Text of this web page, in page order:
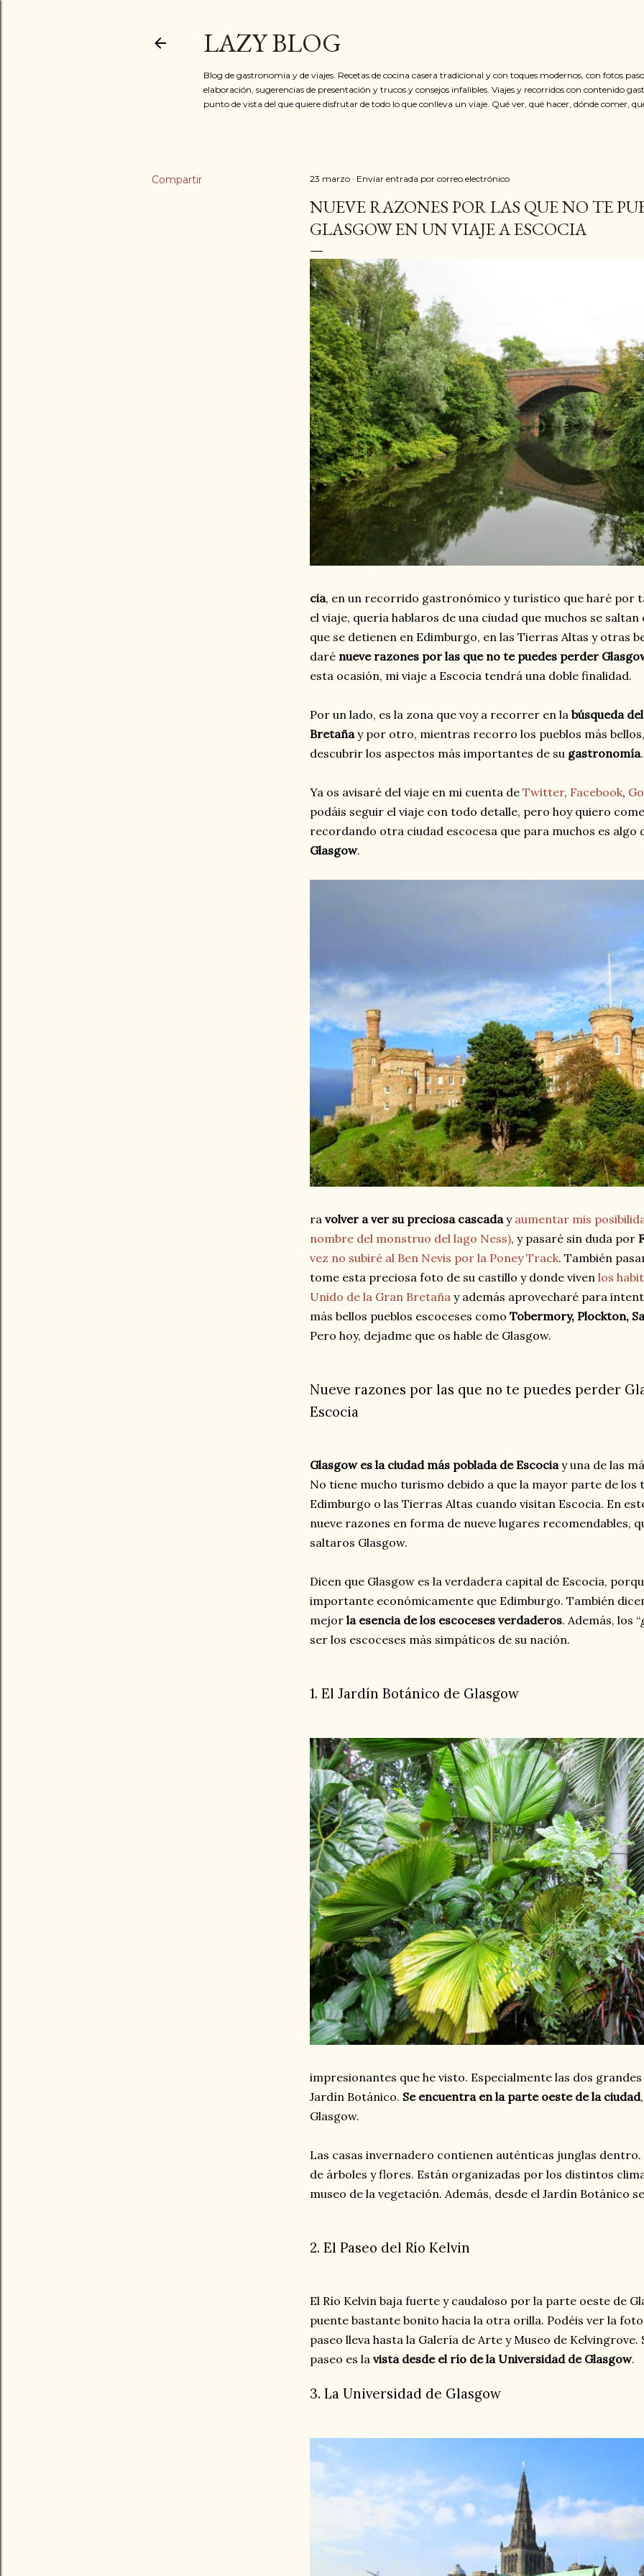
LAZY BLOG
Blog de gastronomía y de viajes. Recetas de cocina casera tradicional y con toques modernos, con fotos
elaboración, sugerencias de presentación y trucos y consejos infalibles. Viajes y recorridos con contenido
punto de vista del que quiere disfrutar de todo lo que conlleva un viaje. Qué ver, qué hacer, dónde comer,
Compartir 23 marzo Enviar entrada por correo electrónico
NUEVE RAZONES POR LAS QUE NO TE
GLASGOW EN UN VIAJE A ESCOCIA
cia, en un recorrido gastronómico y turístico que haré por
el viaje, quería hablaros de una ciudad que muchos se
que se detienen en Edimburgo, en las Tierras Altas y otras
daré nueve razones por las que no te puedes perder
esta ocasión, mi viaje a Escocia tendrá una doble finalidad.
Por un lado, es la zona que voy a recorrer en la búsqueda
Bretañay por otro, mientras recorro los pueblos más
descubrir los aspectos más importantes de su gastronomía.
Ya os avisaré del viaje en mi cuenta de Twitter, Facebook,
podáis seguir el viaje con todo detalle, pero hoy quiero
recordando otra ciudad escocesa que para muchos es algo
Glasgow.
ra volver a ver su preciosa cascaday aumentar mis
nombre del monstruo del lago Ness), y pasaré sin duda por
vez no subiré al Ben Nevis por la Poney Track. También
tome esta preciosa foto de su castillo y donde viven los
Unido de la Gran Bretaña y además aprovecharé para
más bellos pueblos escoceses como Tobermory, Plockton,
Pero hoy, dejadme que os hable de Glasgow.
Nueve razones por las que no te puedes perder
Escocia
Glasgow es la ciudad más poblada de Escociay una de las
No tiene mucho turismo debido a que la mayor parte de
Edimburgo o las Tierras Altas cuando visitan Escocia. En
nueve razones en forma de nueve lugares recomendables,
saltaros Glasgow.
Dicen que Glasgow es la verdadera capital de Escocia,
importante económicamente que Edimburgo. También
mejor la esencia de los escoceses verdaderos. Además, los “
ser los escoceses más simpáticos de su nación.
1. El Jardín Botánico de Glasgow
impresionantes que he visto. Especialmente las dos
Jardín Botánico. Se encuentra en la parte oeste de la ciudad
Glasgow.
Las casas invernadero contienen auténticas junglas
de árboles y flores. Están organizadas por los distintos
museo de la vegetación. Además, desde el Jardín Botánico
2. El Paseo del Río Kelvin
El Río Kelvin baja fuerte y caudaloso por la parte oeste de
puente bastante bonito hacia la otra orilla. Podéis ver la
paseo lleva hasta la Galería de Arte y Museo de
paseo es la vista desde el río de la Universidad de Glasgow.
3. La Universidad de Glasgow